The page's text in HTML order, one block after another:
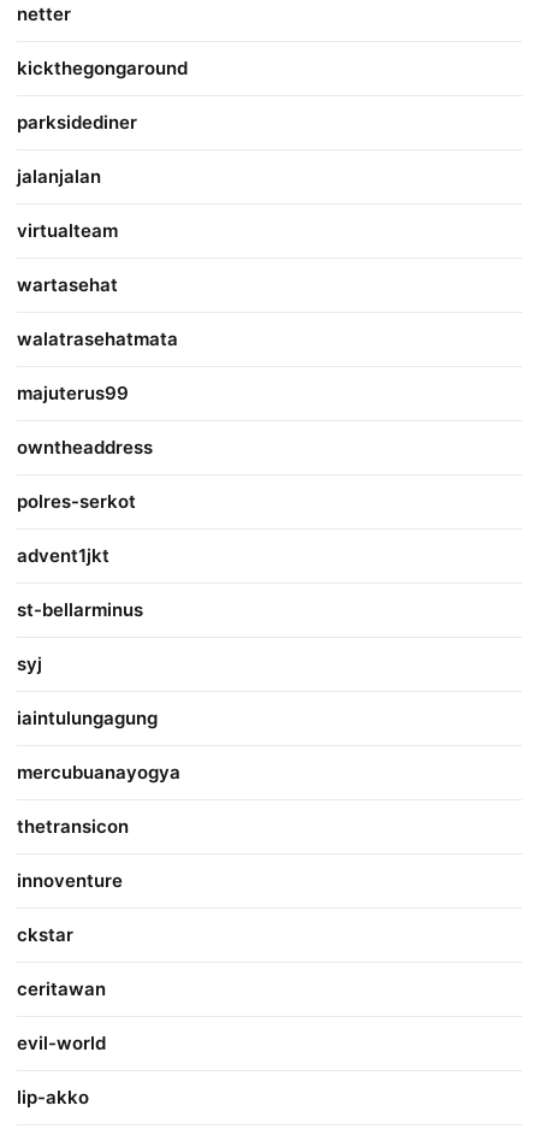
netter
kickthegongaround
parksidediner
jalanjalan
virtualteam
wartasehat
walatrasehatmata
majuterus99
owntheaddress
polres-serkot
advent1jkt
st-bellarminus
syj
iaintulungagung
mercubuanayogya
thetransicon
innoventure
ckstar
ceritawan
evil-world
lip-akko